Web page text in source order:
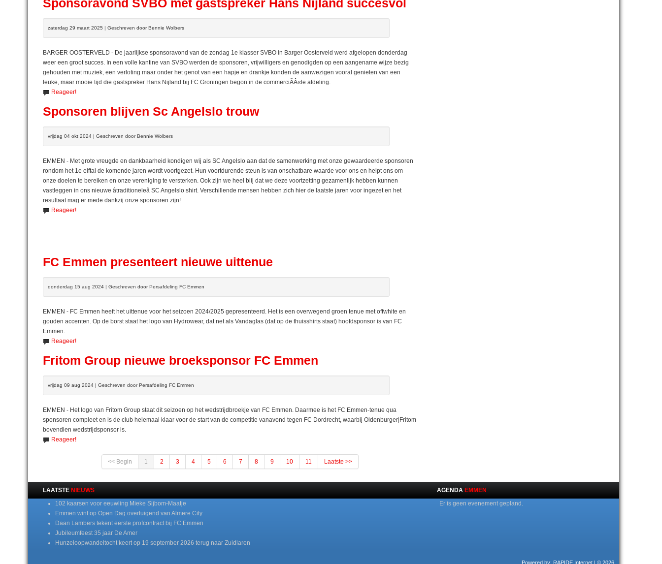
Sponsoravond SVBO met gastspreker Hans Nijland succesvol
zaterdag 29 maart 2025 | Geschreven door Bennie Wolbers
BARGER OOSTERVELD - De jaarlijkse sponsoravond van de zondag 1e klasser SVBO in Barger Oosterveld werd afgelopen donderdag
weer een groot succes. In een volle kantine van SVBO werden de sponsoren, vrijwilligers en genodigden op een aangename wijze bezig
gehouden met muziek, een verloting maar onder het genot van een hapje en drankje konden de aanwezigen vooral genieten van een
leuke, maar mooie tijd die gastspreker Hans Nijland bij FC Groningen begon in de commerciÃÂ«le afdeling.
Reageer!
Sponsoren blijven Sc Angelslo trouw
vrijdag 04 okt 2024 | Geschreven door Bennie Wolbers
EMMEN - Met grote vreugde en dankbaarheid kondigen wij als SC Angelslo aan dat de samenwerking met onze gewaardeerde sponsoren
rondom het 1e elftal de komende jaren wordt voortgezet. Hun voortdurende steun is van onschatbare waarde voor ons en helpt ons om
onze doelen te bereiken en onze vereniging te versterken. Ook zijn we heel blij dat we deze voortzetting gezamenlijk hebben kunnen
vastleggen in ons nieuwe âtraditioneleâ SC Angelslo shirt. Verschillende mensen hebben zich hier de laatste jaren voor ingezet en het
resultaat mag er mede dankzij onze sponsoren zijn!
Reageer!
FC Emmen presenteert nieuwe uittenue
donderdag 15 aug 2024 | Geschreven door Persafdeling FC Emmen
EMMEN - FC Emmen heeft het uittenue voor het seizoen 2024/2025 gepresenteerd. Het is een overwegend groen tenue met offwhite en
gouden accenten. Op de borst staat het logo van Hydrowear, dat net als Vandaglas (dat op de thuisshirts staat) hoofdsponsor is van FC
Emmen.
Reageer!
Fritom Group nieuwe broeksponsor FC Emmen
vrijdag 09 aug 2024 | Geschreven door Persafdeling FC Emmen
EMMEN - Het logo van Fritom Group staat dit seizoen op het wedstrijdbroekje van FC Emmen. Daarmee is het FC Emmen-tenue qua
sponsoren compleet en is de club helemaal klaar voor de start van de competitie vanavond tegen FC Dordrecht, waarbij Oldenburger|Fritom
bovendien wedstrijdsponsor is.
Reageer!
<< Begin 1 2 3 4 5 6 7 8 9 10 11 Laatste >>
LAATSTE NIEUWS
102 kaarsen voor eeuwling Mieke Sijbom-Maatje
Emmen wint op Open Dag overtuigend van Almere City
Daan Lambers tekent eerste profcontract bij FC Emmen
Jubileumfeest 35 jaar De Amer
Hunzeloopwandeltocht keert op 19 september 2026 terug naar Zuidlaren
AGENDA EMMEN
Er is geen evenement gepland.
Powered by: RAPIDE Internet | © 2026